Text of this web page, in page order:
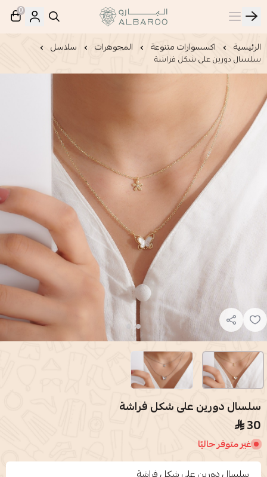
البارو | Albaroo
0
الرئيسية اكسسوارات متنوعة المجوهرات سلاسل
سلسال دورين على شكل فراشة
سلسال دورين على شكل فراشة
30
غير متوفر حاليًا